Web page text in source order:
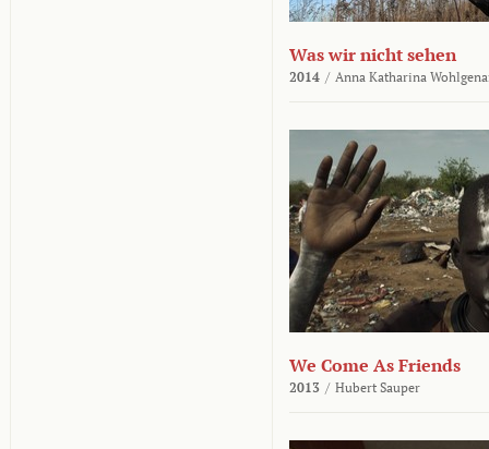
Was wir nicht sehen
2014 / Anna Katharina
We Come As Friends
2013 / Hubert Sauper